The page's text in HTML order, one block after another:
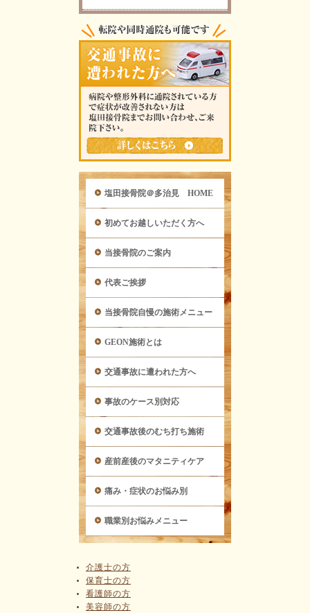
塩田接骨院＠多治見 HOME
初めてお越しいただく方へ
当接骨院のご案内
代表ご挨拶
当接骨院自慢の施術メニュー
GEON施術とは
交通事故に遭われた方へ
事故のケース別対応
交通事故後のむち打ち施術
産前産後のマタニティケア
痛み・症状のお悩み別
職業別お悩みメニュー
介護士の方
保育士の方
看護師の方
美容師の方